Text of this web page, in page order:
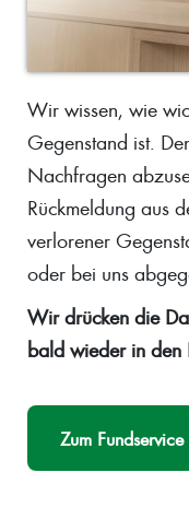
Wir wissen, wie
Gegenstand ist.
Nachfragen
Rückmeldung aus
verlorener
oder bei uns
Wir drücken die
bald wieder in den
Zum Fundservice